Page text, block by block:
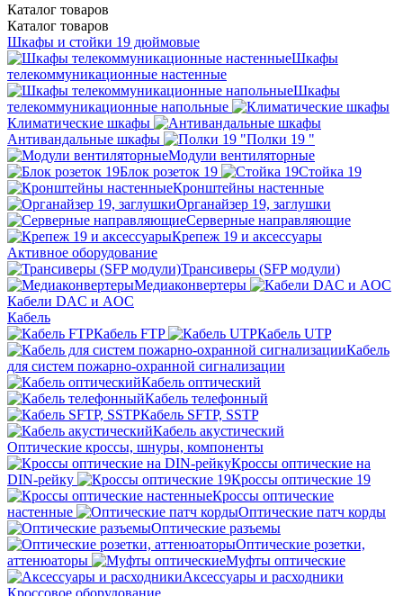
Каталог товаров
Каталог товаров
Шкафы и стойки 19 дюймовые
Шкафы
телекоммуникационные настенные
Шкафы
телекоммуникационные напольные
Климатические шкафы
Антивандальные шкафы
Полки 19 "
Модули вентиляторные
Блок розеток 19
Стойка 19
Кронштейны настенные
Органайзер 19, заглушки
Серверные направляющие
Крепеж 19 и аксессуары
Активное оборудование
Трансиверы (SFP модули)
Медиаконвертеры
Кабели DAC и AOC
Кабель
Кабель FTP
Кабель UTP
Кабель
для систем пожарно-охранной сигнализации
Кабель оптический
Кабель телефонный
Кабель SFTP, SSTP
Кабель акустический
Оптические кроссы, шнуры, компоненты
Кроссы оптические на
DIN-рейку
Кроссы оптические 19
Кроссы оптические
настенные
Оптические патч корды
Оптические разъемы
Оптические розетки,
аттенюаторы
Муфты оптические
Аксессуары и расходники
Кроссовое оборудование